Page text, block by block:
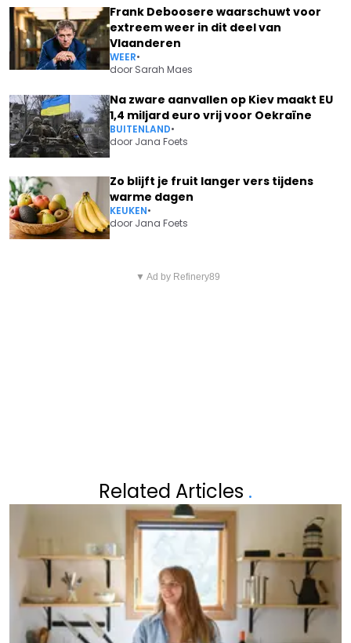
Frank Deboosere waarschuwt voor
extreem weer in dit deel van
Vlaanderen
WEER•
door Sarah Maes
Na zware aanvallen op Kiev maakt EU
1,4 miljard euro vrij voor Oekraïne
BUITENLAND•
door Jana Foets
Zo blijft je fruit langer vers tijdens
warme dagen
KEUKEN•
door Jana Foets
VOEDSELAGENTSCHAP KOMT
▼ Ad by Refinery89
Related Articles .